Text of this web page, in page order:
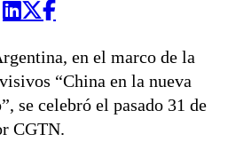
en el marco de la
“China en la nueva
se celebró el pasado 31 de
CGTN.